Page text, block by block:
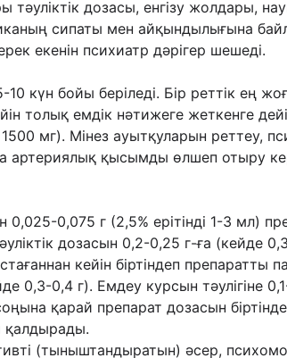
дозасы, енгізу жолдары,
сипаты мен айқындылығына
екенін психиатр дəрігер шешеді.
10 күн бойы беріледі. Бір реттік ең
толық емдік нəтижеге жеткенге
мг). Мінез ауытқуларын реттеу,
артериялық қысымды өлшеп отыру
0,025-0,075 г (2,5% ерітінді 1-3 мл)
дозасын 0,2-0,25 г-ға (кейде
кейін біртіндеп препаратты
0,3-0,4 г). Емдеу курсын тəулігіне
қарай препарат дозасын
қалдырады.
(тыныштандыратын) əсер,